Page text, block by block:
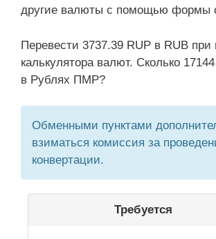
другие валюты с помощью формы
Перевести 3737.39 RUP в RUB
калькулятора валют. Сколько
в Рублях ПМР?
Обменными пунктами
взиматься комиссия за
конвертации.
Требуется